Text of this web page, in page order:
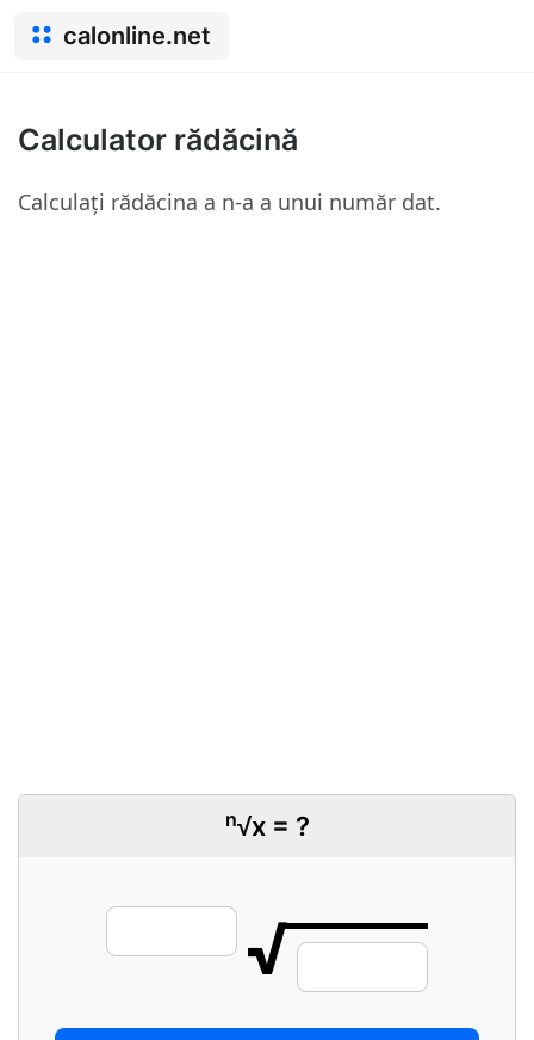
calonline.net
Calculator rădăcină
Calculați rădăcina a n-a a unui număr dat.
n√x = ?
√